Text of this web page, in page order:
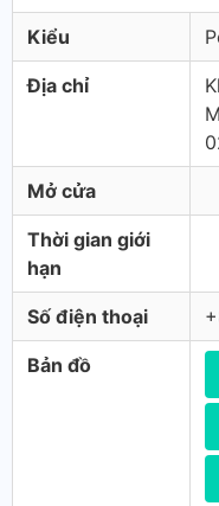
Kiểu
Địa chỉ
Mở cửa
Thời gian giới
hạn
Số điện thoại
Bản đồ